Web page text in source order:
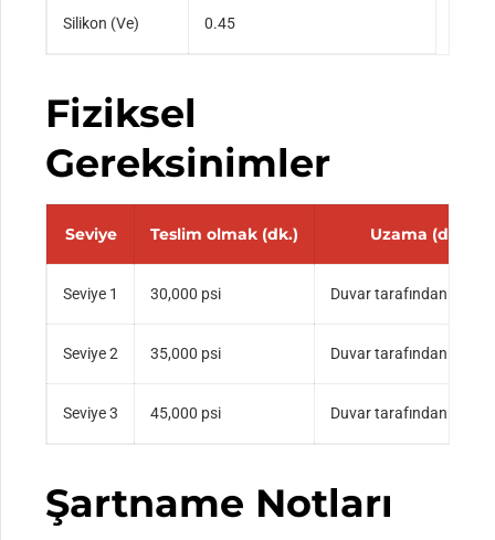
Silikon (Ve) 0.45
Fiziksel
Gereksinimler
Seviye Teslim olmak (dk.) Uzama (dk.)
Seviye 1 30,000 psi Duvar tarafından
Seviye 2 35,000 psi Duvar tarafından
Seviye 3 45,000 psi Duvar tarafından
Şartname Notları